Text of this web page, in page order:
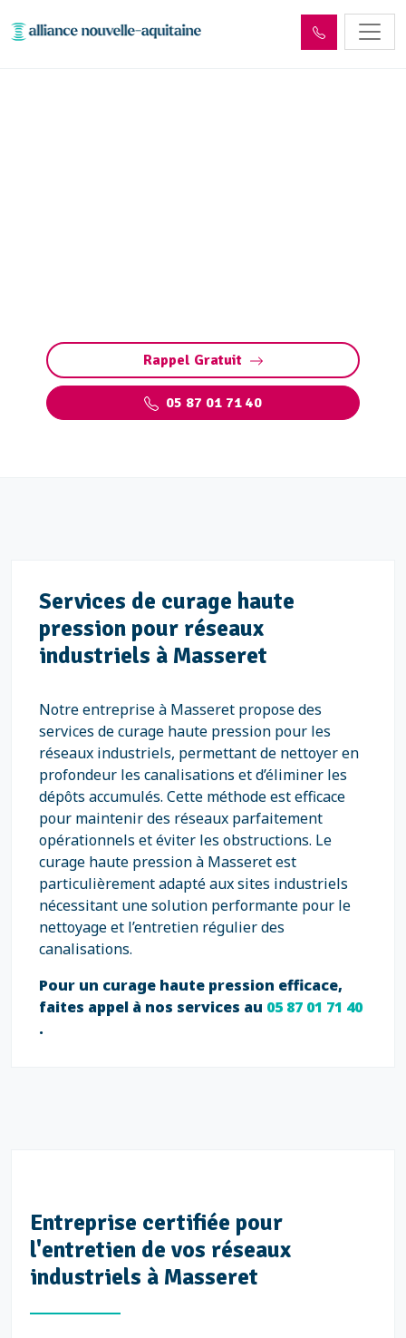
Rappel Gratuit
05 87 01 71 40
Services de curage haute
pression pour réseaux
industriels à Masseret
Notre entreprise à Masseret propose des
services de curage haute pression pour les
réseaux industriels, permettant de nettoyer en
profondeur les canalisations et d’éliminer les
dépôts accumulés. Cette méthode est efficace
pour maintenir des réseaux parfaitement
opérationnels et éviter les obstructions. Le
curage haute pression à Masseret est
particulièrement adapté aux sites industriels
nécessitant une solution performante pour le
nettoyage et l’entretien régulier des
canalisations.
Pour un curage haute pression efficace,
faites appel à nos services au 05 87 01 71 40
.
Entreprise certifiée pour
l'entretien de vos réseaux
industriels à Masseret